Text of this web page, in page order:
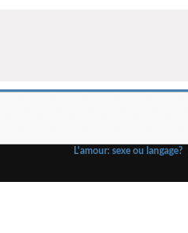
L'amour: sexe ou langage?